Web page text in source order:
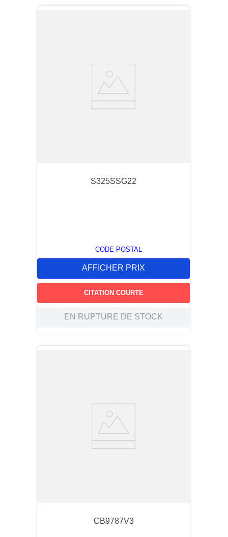
S325SSG22
CODE POSTAL
AFFICHER PRIX
CITATION COURTE
EN RUPTURE DE STOCK
CB9787V3